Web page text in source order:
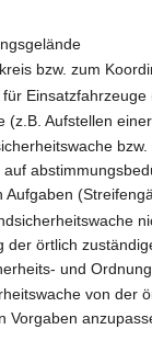
bzw. zum
Einsatzfahrzeuge
Aufstellen
der örtlich
und
von
Vorgaben